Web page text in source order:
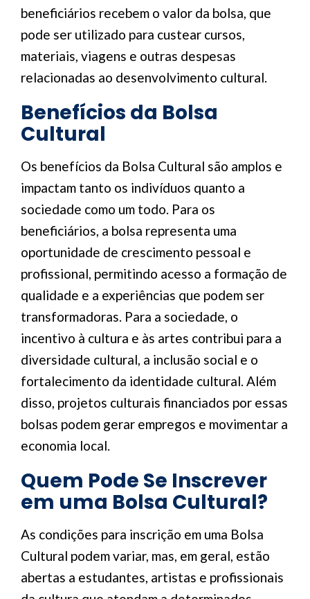
beneficiários recebem o valor da bolsa, que
pode ser utilizado para custear cursos,
materiais, viagens e outras despesas
relacionadas ao desenvolvimento cultural.
Benefícios da Bolsa
Cultural
Os benefícios da Bolsa Cultural são amplos e
impactam tanto os indivíduos quanto a
sociedade como um todo. Para os
beneficiários, a bolsa representa uma
oportunidade de crescimento pessoal e
profissional, permitindo acesso a formação de
qualidade e a experiências que podem ser
transformadoras. Para a sociedade, o
incentivo à cultura e às artes contribui para a
diversidade cultural, a inclusão social e o
fortalecimento da identidade cultural. Além
disso, projetos culturais financiados por essas
bolsas podem gerar empregos e movimentar a
economia local.
Quem Pode Se Inscrever
em uma Bolsa Cultural?
As condições para inscrição em uma Bolsa
Cultural podem variar, mas, em geral, estão
abertas a estudantes, artistas e profissionais